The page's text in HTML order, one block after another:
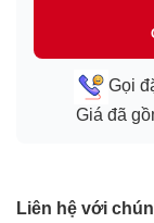
Gọi
Giá đã
Liên hệ với